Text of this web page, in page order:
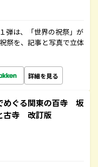
弾は、「世界の祝祭」が
祭を、記事と写真で立体
詳細を見る
めぐる関東の百寺 坂
古寺 改訂版